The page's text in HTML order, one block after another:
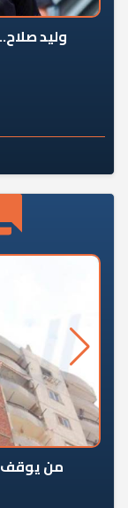
وليد
من يوقف